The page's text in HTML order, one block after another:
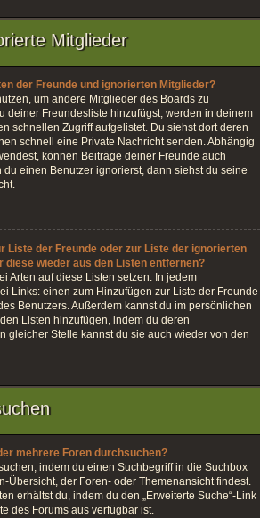
Mitglieder
der Freunde und ignorierten Mitglieder?
um andere Mitglieder des Boards zu
deiner Freundesliste hinzufügst, werden in deinem
schnellen Zugriff aufgelistet. Du siehst dort deren
schnell eine Private Nachricht senden. Abhängig
können Beiträge deiner Freunde auch
du einen Benutzer ignorierst, dann siehst du seine
Liste der Freunde oder zur Liste der ignorierten
diese wieder aus den Listen entfernen?
Arten auf diese Listen setzen: In jedem
Links: einen zum Hinzufügen zur Liste der Freunde
Benutzers. Außerdem kannst du im persönlichen
Listen hinzufügen, indem du deren
gleicher Stelle kannst du sie auch wieder von den
mehrere Foren durchsuchen?
indem du einen Suchbegriff in die Suchbox
Übersicht, der Foren- oder Themenansicht findest.
erhältst du, indem du den „Erweiterte Suche“-Link
des Forums aus verfügbar ist.